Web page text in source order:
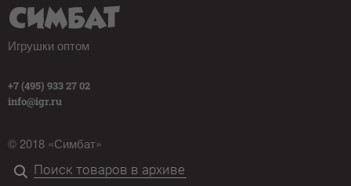
Игрушки оптом
+7 (495) 933 27 02
info@igr.ru
© 2018 «Симбат»